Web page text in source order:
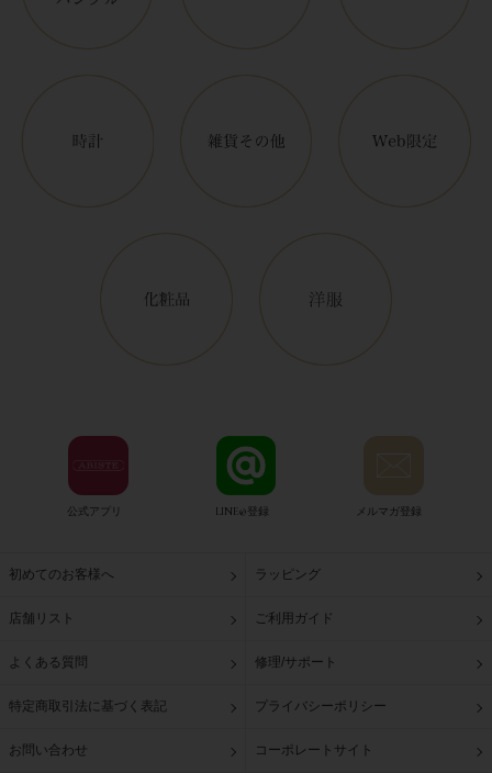
公式アプリ LINE@登録 メルマガ登録
初めてのお客様へ ラッピング
店舗リスト ご利用ガイド
よくある質問 修理/サポート
特定商取引法に基づく表記 プライバシーポリシー
お問い合わせ コーポレートサイト